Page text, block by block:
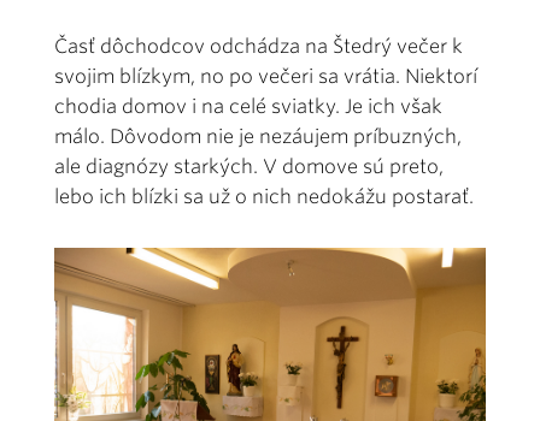
Časť dôchodcov odchádza na Štedrý večer k
svojim blízkym, no po večeri sa vrátia. Niektorí
chodia domov i na celé sviatky. Je ich však
málo. Dôvodom nie je nezáujem príbuzných,
ale diagnózy starkých. V domove sú preto,
lebo ich blízki sa už o nich nedokážu postarať.